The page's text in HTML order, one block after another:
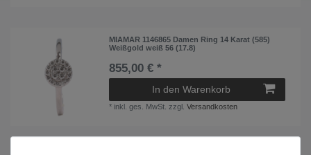
MIAMAR 1146865 Damen Ring 14 Karat (585)
Weißgold weiß 56 (17.8)
855,00 € *
In den Warenkorb
* inkl. ges. MwSt. zzgl.Versandkosten